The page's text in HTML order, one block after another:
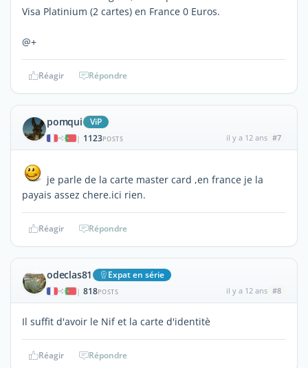
Visa Platinium (2 cartes) en France 0 Euros.
@+
Réagir Répondre
pomqui ViP
| 1123POSTS il y a 12 ans #7
je parle de la carte master card ,en france je la
payais assez chere.ici rien.
Réagir Répondre
odeclas81 Expat en série
| 818POSTS il y a 12 ans #8
Il suffit d'avoir le Nif et la carte d'identitè
Réagir Répondre